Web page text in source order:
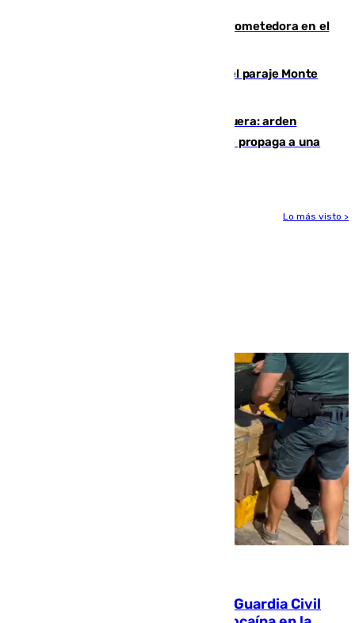
El año 2007, una generación muy prometedora en el
Extinguido un incendio forestal en el paraje Monte
Incendio en un vertedero de Antequera: arden
chatarra, muebles y palets y el fuego se propaga a una
Lo más visto >
Persecución en Punta Umbría: la Guardia Civil